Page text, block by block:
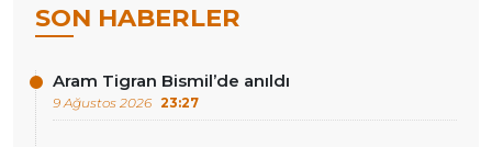
SON HABERLER
Aram Tigran Bismil’de anıldı
9 Ağustos 2026 23:27